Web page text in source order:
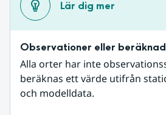
Lär dig mer
Observationer eller
Alla orter har inte
beräknas ett värde utifrån
och modelldata.